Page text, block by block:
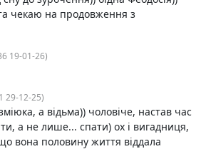
чекаю на продовження з
19-01-26)
29-12-25)
а відьма)) чоловіче, настав час
а не лише... спати) ох і вигадниця,
вона половину життя віддала